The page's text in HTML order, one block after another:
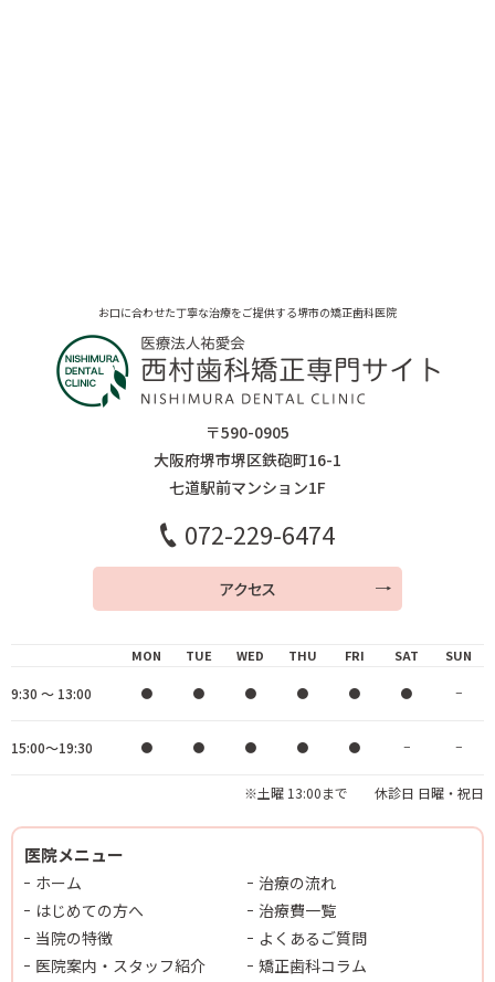
お口に合わせた丁寧な治療をご提供する堺市の矯正歯科医院
〒590-0905
大阪府堺市堺区鉄砲町16-1
七道駅前マンション1F
072-229-6474
アクセス
MON TUE WED THU FRI SAT SUN
※土曜 13:00まで 休診日 日曜・祝日
9:30 ～ 13:00 ● ● ● ● ● ● −
15:00～19:30 ● ● ● ● ● − −
医院メニュー
ホーム
はじめての方へ
当院の特徴
医院案内・スタッフ紹介
治療の流れ
治療費一覧
よくあるご質問
矯正歯科コラム